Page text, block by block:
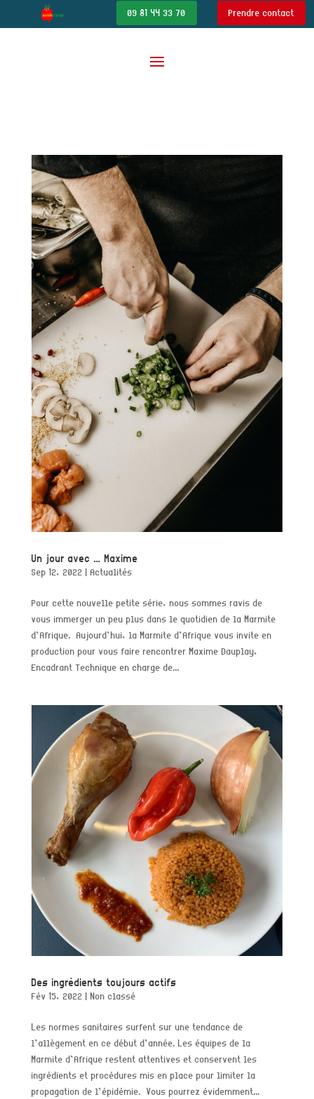
09 81 44 33 70 Prendre contact
Un jour avec … Maxime
Sep 12, 2022 | Actualités
Pour cette nouvelle petite série, nous sommes ravis de
vous immerger un peu plus dans le quotidien de la Marmite
d’Afrique. Aujourd’hui, la Marmite d’Afrique vous invite en
production pour vous faire rencontrer Maxime Dauplay,
Encadrant Technique en charge de...
Des ingrédients toujours actifs
Fév 15, 2022 | Non classé
Les normes sanitaires surfent sur une tendance de
l’allègement en ce début d’année. Les équipes de la
Marmite d’Afrique restent attentives et conservent les
ingrédients et procédures mis en place pour limiter la
propagation de l’épidémie. Vous pourrez évidemment...